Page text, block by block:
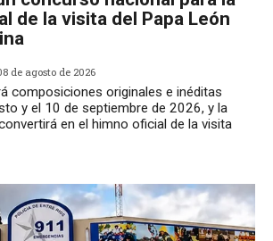
de la visita del Papa León
de agosto de 2026
composiciones originales e inéditas
y el 10 de septiembre de 2026, y la
en el himno oficial de la visita